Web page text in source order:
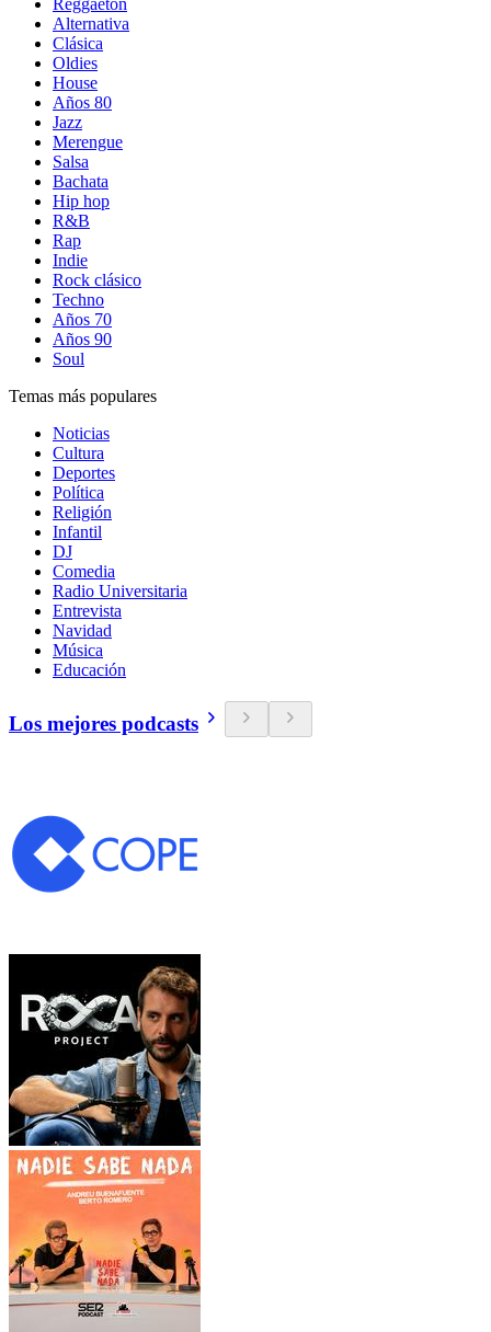
Reggaetón
Alternativa
Clásica
Oldies
House
Años 80
Jazz
Merengue
Salsa
Bachata
Hip hop
R&B
Rap
Indie
Rock clásico
Techno
Años 70
Años 90
Soul
Temas más populares
Noticias
Cultura
Deportes
Política
Religión
Infantil
DJ
Comedia
Radio Universitaria
Entrevista
Navidad
Música
Educación
Los mejores podcasts